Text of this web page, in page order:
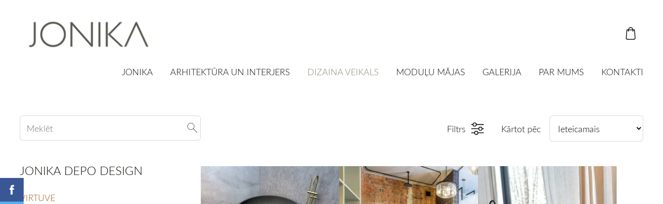
JONIKA ARHITEKTŪRA UN INTERJERS DIZAINA VEIKALS MODUĻU MĀJAS GALERIJA PAR MUMS KONTAKTI
JONIKA DEPO DESIGN
VIRTUVE
Filtrs Kārtot pēc